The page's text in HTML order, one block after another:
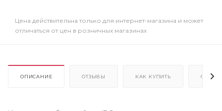
Цена действительна только для интернет-магазина и может
отличаться от цен в розничных магазинах
ОПИСАНИЕ ОТЗЫВЫ КАК КУПИТЬ